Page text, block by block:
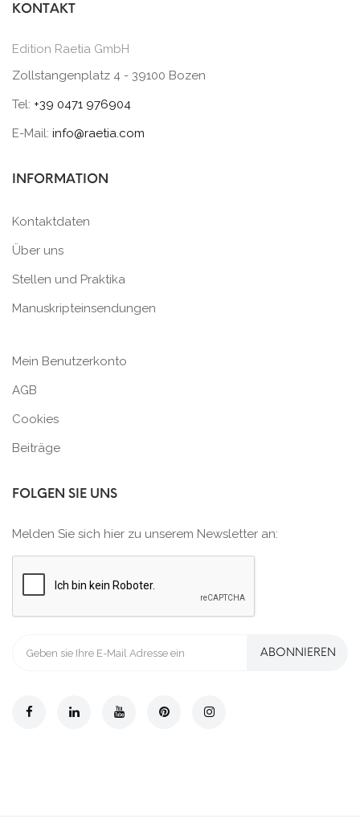
KONTAKT
Edition Raetia GmbH
Zollstangenplatz 4 - 39100 Bozen
Tel: +39 0471 976904
E-Mail: info@raetia.com
INFORMATION
Kontaktdaten
Über uns
Stellen und Praktika
Manuskripteinsendungen
Mein Benutzerkonto
AGB
Cookies
Beiträge
FOLGEN SIE UNS
Melden Sie sich hier zu unserem Newsletter an:
ABONNIEREN